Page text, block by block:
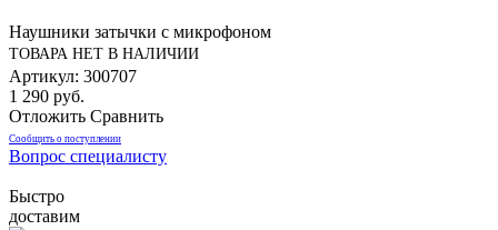
Наушники затычки с микрофоном
ТОВАРА НЕТ В НАЛИЧИИ
Артикул: 300707
1 290 руб.
Отложить Сравнить
Сообщить о поступлении
Вопрос специалисту
Быстро
доставим